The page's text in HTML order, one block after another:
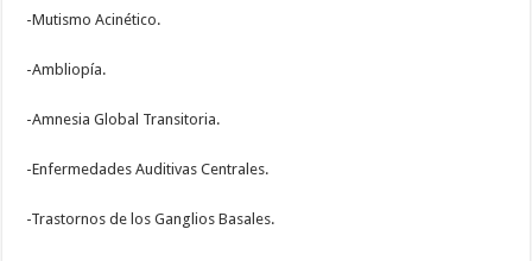
-Mutismo Acinético.
-Ambliopía.
-Amnesia Global Transitoria.
-Enfermedades Auditivas Centrales.
-Trastornos de los Ganglios Basales.